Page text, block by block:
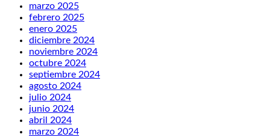
marzo 2025
febrero 2025
enero 2025
diciembre 2024
noviembre 2024
octubre 2024
septiembre 2024
agosto 2024
julio 2024
junio 2024
abril 2024
marzo 2024